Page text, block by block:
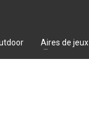
Aires de jeux